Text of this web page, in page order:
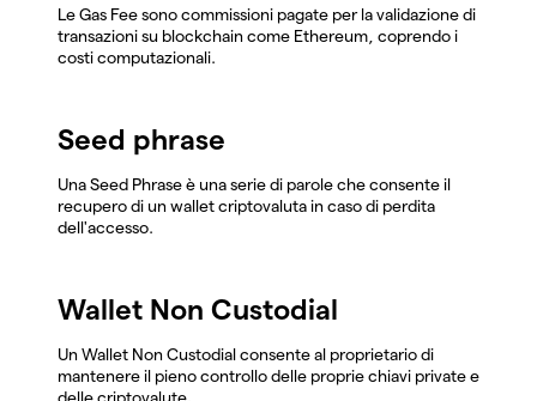
Le Gas Fee sono commissioni pagate per la validazione di
transazioni su blockchain come Ethereum, coprendo i
costi computazionali.
Seed phrase
Una Seed Phrase è una serie di parole che consente il
recupero di un wallet criptovaluta in caso di perdita
dell'accesso.
Wallet Non Custodial
Un Wallet Non Custodial consente al proprietario di
mantenere il pieno controllo delle proprie chiavi private e